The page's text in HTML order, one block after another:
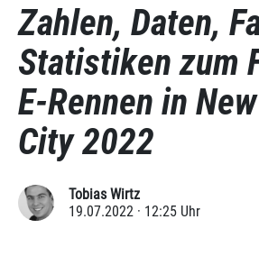
Zahlen, Daten,
Statistiken zum
E-Rennen in
City 2022
Tobias Wirtz
19.07.2022 · 12:25 Uhr